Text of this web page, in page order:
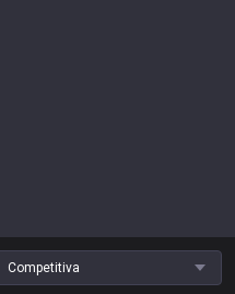
Competitiva